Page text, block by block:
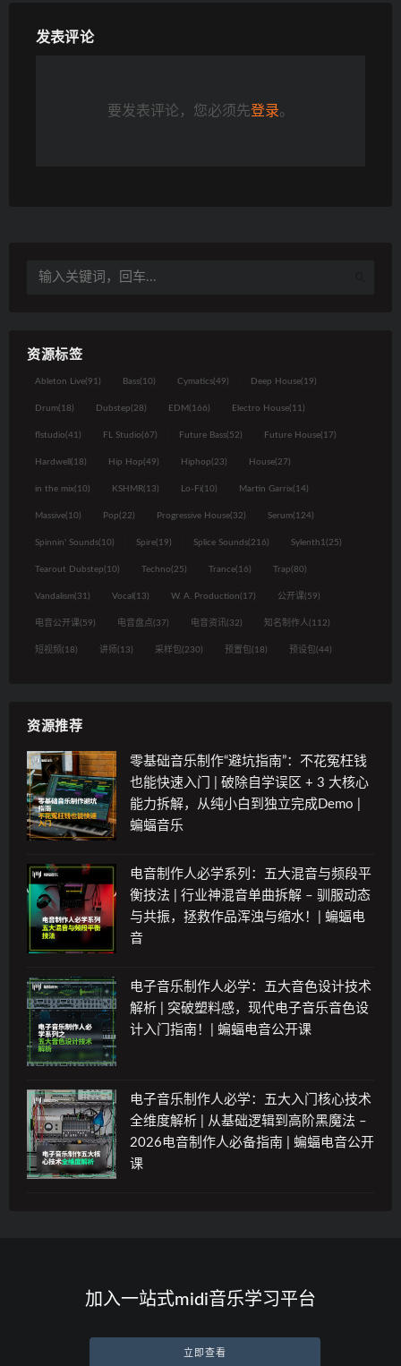
发表评论
要发表评论，您必须先登录。
资源标签
Ableton Live(91) Bass(10) Cymatics(49) Deep House(19)
Drum(18) Dubstep(28) EDM(166) Electro House(11)
flstudio(41) FL Studio(67) Future Bass(52) Future House(17)
Hardwell (18) Hip Hop(49) Hiphop(23) House(27)
in the mix(10) KSHMR(13) Lo-Fi(10) Martin Garrix(14)
Massive(10) Pop(22) Progressive House(32) Serum(124)
Spinnin' Sounds(10) Spire(19) Splice Sounds(216) Sylenth1(25)
Tearout Dubstep(10) Techno(25) Trance(16) Trap(80)
Vandalism(31) Vocal (13) W. A. Production(17) 公开课(59)
电音公开课(59) 电音盘点(37) 电音资讯(32) 知名制作人(112)
短视频 (18) 讲师(13) 采样包(230) 预置包(18) 预设包(44)
资源推荐
零基础音乐制作“避坑指南”：不花冤枉钱
也能快速入门 | 破除自学误区 + 3 大核心
能力拆解，从纯小白到独立完成Demo |
蝙蝠音乐
电音制作人必学系列：五大混音与频段平
衡技法 | 行业神混音单曲拆解 – 驯服动态
与共振，拯救作品浑浊与缩水！| 蝙蝠电
音
电子音乐制作人必学：五大音色设计技术
解析 | 突破塑料感，现代电子音乐音色设
计入门指南！| 蝙蝠电音公开课
电子音乐制作人必学：五大入门核心技术
全维度解析 | 从基础逻辑到高阶黑魔法 –
2026电音制作人必备指南 | 蝙蝠电音公开
课
加入一站式midi音乐学习平台
立即查看